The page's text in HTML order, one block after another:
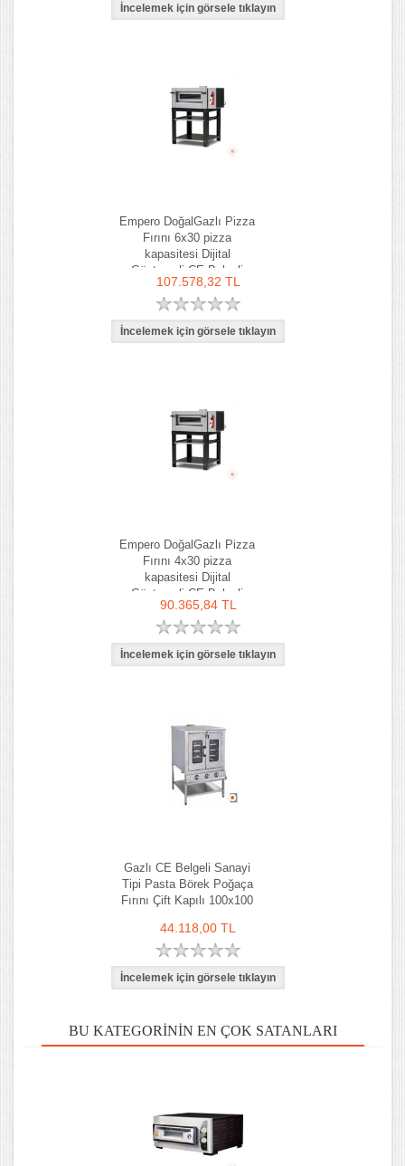
Empero DoğalGazlı Pizza
Fırını 6x30 pizza
kapasitesi Dijital
Göstergeli CE Belgeli
107.578,32 TL
Empero DoğalGazlı Pizza
Fırını 4x30 pizza
kapasitesi Dijital
Göstergeli CE Belgeli
90.365,84 TL
Gazlı CE Belgeli Sanayi
Tipi Pasta Börek Poğaça
Fırını Çift Kapılı 100x100
44.118,00 TL
BU KATEGORININ EN ÇOK SATANLARI